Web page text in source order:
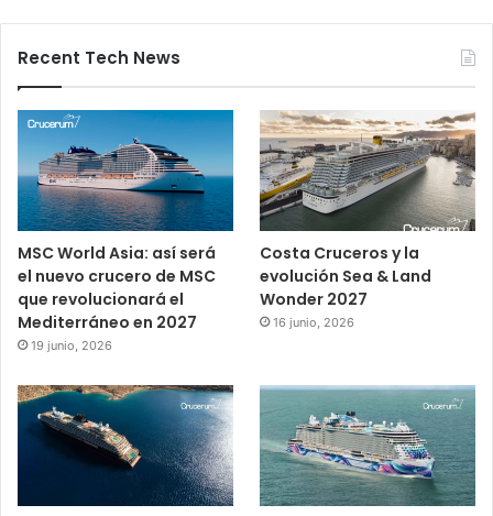
Recent Tech News
MSC World Asia: así será
el nuevo crucero de MSC
que revolucionará el
Mediterráneo en 2027
19 junio, 2026
Costa Cruceros y la
evolución Sea & Land
Wonder 2027
16 junio, 2026